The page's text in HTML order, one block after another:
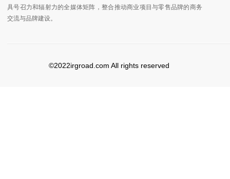
具号召力和辐射力的全媒体矩阵，整合推动商业项目与零售品牌的商务
交流与品牌建设。
©2022irgroad.com All rights reserved